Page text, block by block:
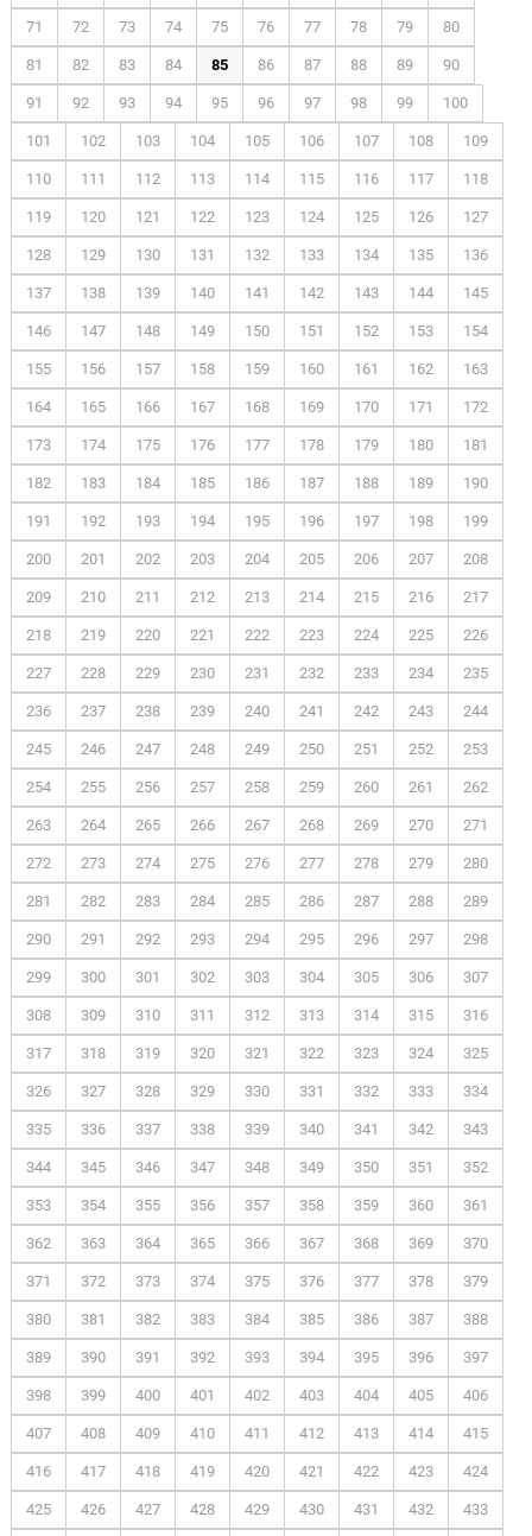
71 72 73 74 75 76 77 78 79 80
81 82 83 84 85 86 87 88 89 90
91 92 93 94 95 96 97 98 99 100
101 102 103 104 105 106 107 108 109
110 111 112 113 114 115 116 117 118
119 120 121 122 123 124 125 126 127
128 129 130 131 132 133 134 135 136
137 138 139 140 141 142 143 144 145
146 147 148 149 150 151 152 153 154
155 156 157 158 159 160 161 162 163
164 165 166 167 168 169 170 171 172
173 174 175 176 177 178 179 180 181
182 183 184 185 186 187 188 189 190
191 192 193 194 195 196 197 198 199
200 201 202 203 204 205 206 207 208
209 210 211 212 213 214 215 216 217
218 219 220 221 222 223 224 225 226
227 228 229 230 231 232 233 234 235
236 237 238 239 240 241 242 243 244
245 246 247 248 249 250 251 252 253
254 255 256 257 258 259 260 261 262
263 264 265 266 267 268 269 270 271
272 273 274 275 276 277 278 279 280
281 282 283 284 285 286 287 288 289
290 291 292 293 294 295 296 297 298
299 300 301 302 303 304 305 306 307
308 309 310 311 312 313 314 315 316
317 318 319 320 321 322 323 324 325
326 327 328 329 330 331 332 333 334
335 336 337 338 339 340 341 342 343
344 345 346 347 348 349 350 351 352
353 354 355 356 357 358 359 360 361
362 363 364 365 366 367 368 369 370
371 372 373 374 375 376 377 378 379
380 381 382 383 384 385 386 387 388
389 390 391 392 393 394 395 396 397
398 399 400 401 402 403 404 405 406
407 408 409 410 411 412 413 414 415
416 417 418 419 420 421 422 423 424
425 426 427 428 429 430 431 432 433